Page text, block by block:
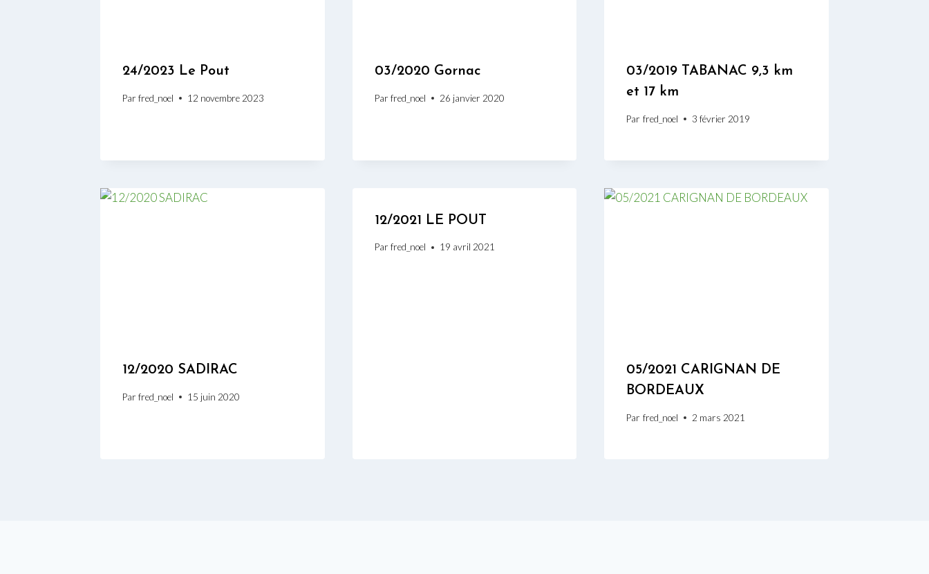
24/2023 Le Pout
Par fred_noel 12 novembre 2023
03/2020 Gornac
Par fred_noel 26 janvier 2020
03/2019 TABANAC 9,3 km
et 17 km
Par fred_noel 3 février 2019
12/2020 SADIRAC
Par fred_noel 15 juin 2020
12/2021 LE POUT
Par fred_noel 19 avril 2021
05/2021 CARIGNAN DE
BORDEAUX
Par fred_noel 2 mars 2021